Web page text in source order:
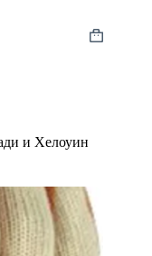
Shopping
и Хелоуин